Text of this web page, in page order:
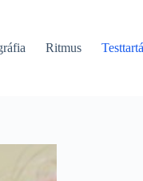
Ritmus